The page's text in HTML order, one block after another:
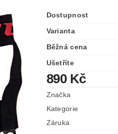
Dostupnost
Varianta
Běžná cena
Ušetříte
890 Kč
Značka
Kategorie
Záruka